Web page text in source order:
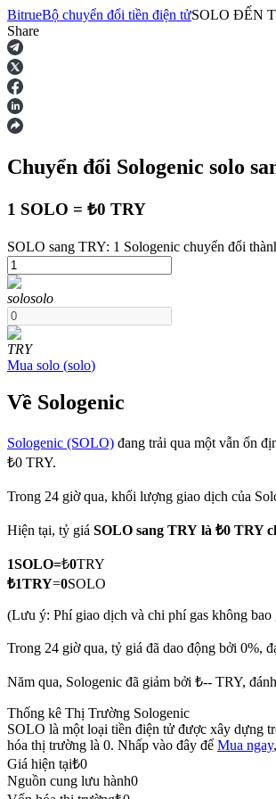
Hợp đồng tương lai
Futures sử dụng USDT làm tài sản thế
TradFi
Phái sinh cổ phiếu, ngoại hối, kim loại
USDC Futures vĩnh cửu
BitrueBộ chuyển đổi tiền điện tửSOLO ĐẾN
Share
Chuyển đổi Sologenic solo
1 SOLO = ₺0 TRY
SOLO sang TRY: 1 Sologenic chuyển đổi
solosolo
TRY
Mua solo (solo)
Về Sologenic
Sologenic (SOLO) đang trải qua một vẫn ổn
₺0 TRY.
Trong 24 giờ qua, khối lượng giao dịch của
Hiện tại, tỷ giá SOLO sang TRY là ₺0 TRY
1SOLO=₺0TRY
₺1TRY=0SOLO
(Lưu ý: Phí giao dịch và chi phí gas không bao
Trong 24 giờ qua, tỷ giá đã dao động bởi 0%,
Năm qua, Sologenic đã giảm bởi ₺-- TRY,
Thống kê Thị Trường Sologenic
SOLO là một loại tiền điện tử được xây dựng
hóa thị trường là 0. Nhấp vào đây để Mua ngay
Giá hiện tại₺0
Nguồn cung lưu hành0